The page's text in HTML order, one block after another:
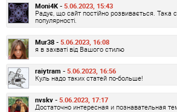
Moni4K - 5.06.2023, 15:43
Радує, що сайт постійно розвивається. Така
популярності.
Mur38 - 5.06.2023, 16:08
я в захваті від Вашого стилю
raiytram - 5.06.2023, 16:56
Куль надо таких статей по-больше!
nvskv - 5.06.2023, 17:17
Достаточно интересная и познавательная